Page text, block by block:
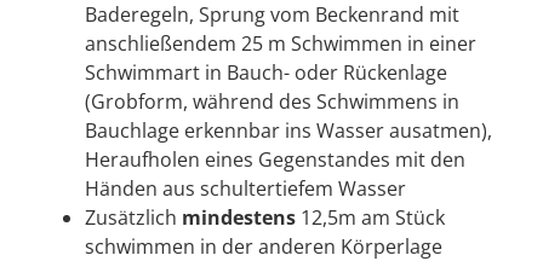
Baderegeln, Sprung vom Beckenrand mit
anschließendem 25 m Schwimmen in einer
Schwimmart in Bauch- oder Rückenlage
(Grobform, während des Schwimmens in
Bauchlage erkennbar ins Wasser ausatmen),
Heraufholen eines Gegenstandes mit den
Händen aus schultertiefem Wasser
Zusätzlich mindestens 12,5m am Stück
schwimmen in der anderen Körperlage